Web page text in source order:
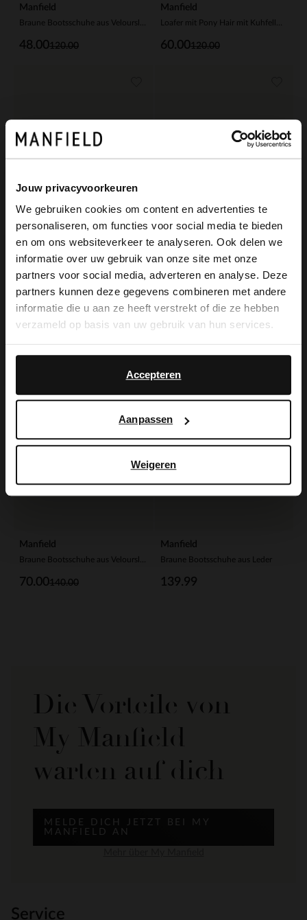
Jouw privacyvoorkeuren
We gebruiken cookies om content en advertenties te
personaliseren, om functies voor social media te bieden
en om ons websiteverkeer te analyseren. Ook delen we
informatie over uw gebruik van onze site met onze
partners voor social media, adverteren en analyse. Deze
partners kunnen deze gegevens combineren met andere
informatie die u aan ze heeft verstrekt of die ze hebben
verzameld op basis van uw gebruik van hun services.
Accepteren
Aanpassen
Weigeren
Manfield
120.00
48.00
Manfield
120.00
60.00
Manfield
Taupefarbene Bootsschuhe aus Veloursleder
139.99
Manfield
Veloursleder-Bootsschuhe mit Leoprint
129.99
Manfield
140.00
70.00
Manfield
Braune Bootsschuhe aus Leder
139.99
Die Vorteile von
My Manfield
warten auf dich
MELDE DICH JETZT BEI MY
MANFIELD AN
Service
×
View this website in English?
It looks like your language isn't Dutch. Would
you like to switch to English?
English